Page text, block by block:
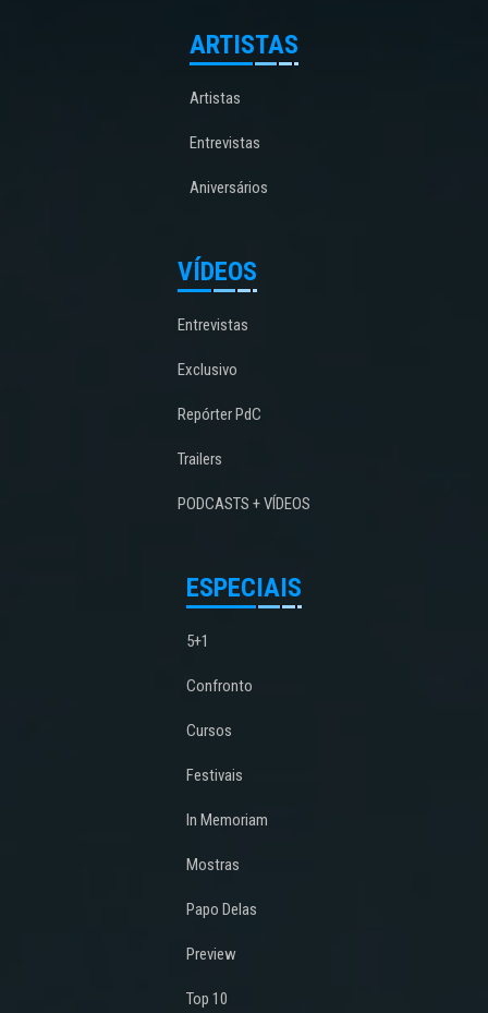
ARTISTAS
Artistas
Entrevistas
Aniversários
VÍDEOS
Entrevistas
Exclusivo
Repórter PdC
Trailers
PODCASTS + VÍDEOS
ESPECIAIS
5+1
Confronto
Cursos
Festivais
In Memoriam
Mostras
Papo Delas
Preview
Top 10